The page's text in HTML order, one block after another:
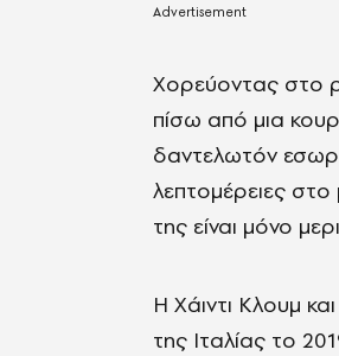
Xoρεύοντας στο
πίσω από μια
δαντελωτόν
λεπτομέρειες
της είναι μόνο
H Χάιντι Κλουμ
της Ιταλίας το